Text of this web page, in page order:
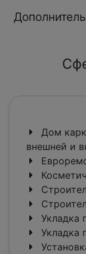
Дом
внешней и
Укладка
Укладка